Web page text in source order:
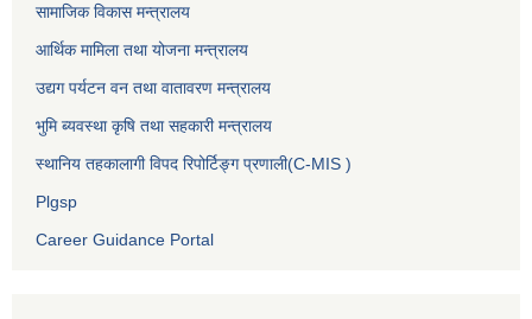
सामाजिक विकास मन्त्रालय
आर्थिक मामिला तथा योजना मन्त्रालय
उद्यग पर्यटन वन तथा वातावरण मन्त्रालय
भुमि ब्यवस्था कृषि तथा सहकारी मन्त्रालय
स्थानिय तहकालागी विपद रिपोर्टिङ्ग प्रणाली(C-MIS )
Plgsp
Career Guidance Portal